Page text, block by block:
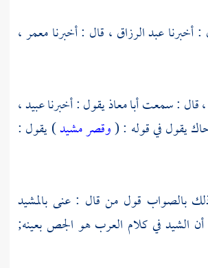
أخبرناعبد الرزاق ، قال : أخبرنامعمر،
، قال : سمعتأبا معاذيقول : أخبرناعبيد،
يقول في قوله : (وقصر مشيد) يقول :
ذلك بالصواب قول من قال : عنى بالمشيد
الشيد في كلام العرب هو الجص بعينه;